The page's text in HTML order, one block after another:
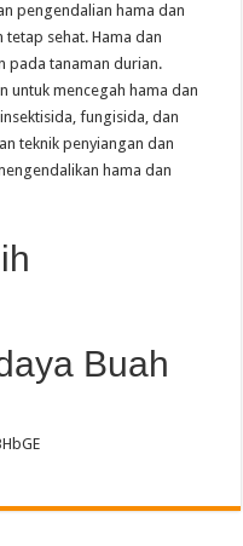
pengendalian hama dan
sehat. Hama dan
pada tanaman durian.
untuk mencegah hama dan
fungisida, dan
teknik penyiangan dan
hama dan
Buah